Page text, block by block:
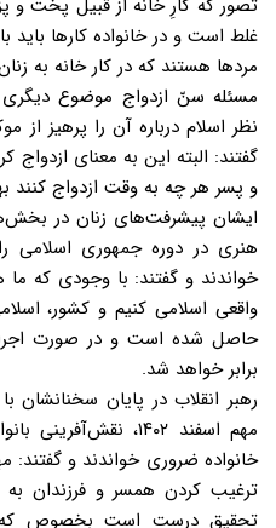
تصور که کارِ خانه از قبیل پخت
غلط است و در خانواده کارها باید
مردها هستند که در کار خانه به
مسئله سنّ ازدواج موضوع دیگری
نظر اسلام درباره آن را پرهیز از
گفتند: البته این به معنای
و پسر هر چه به وقت ازدواج کنند
ایشان پیشرفت‌های زنان در
هنری در دوره جمهوری اسلامی
خواندند و گفتند: با وجودی که ما
واقعی اسلامی کنیم و کشور،
حاصل شده است و در صورت
برابر خواهد شد.
رهبر انقلاب در پایان سخنانشان
مهم اسفند ۱۴۰۲،
خانواده ضروری خواندند و
ترغیب کردن همسر و فرزندان به
تحقیق درست است بخصوص که